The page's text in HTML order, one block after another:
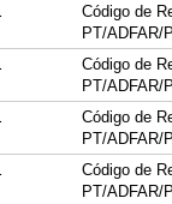
Código de
PT/ADFAR/
Código de
PT/ADFAR/
Código de
PT/ADFAR/
Código de
PT/ADFAR/